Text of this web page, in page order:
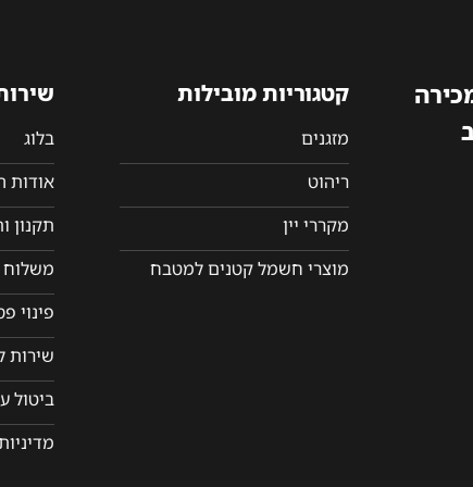
קטגוריות מובילות
מזגנים
ריהוט
מקררי יין
מוצרי חשמל קטנים למטבח
בלוג
אודות
תקנון
משלוח
פינוי
שירות
ביטול